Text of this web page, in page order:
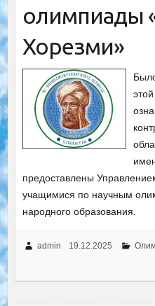
олимпиады
Хорезми»
предоставлены
учащимися по научным
народного образования.
admin 19.12.2025